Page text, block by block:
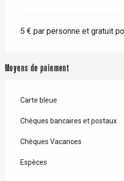
5 € par personne et gratuit
Moyens de paiement
Carte bleue
Chèques bancaires et postaux
Chèques Vacances
Espèces